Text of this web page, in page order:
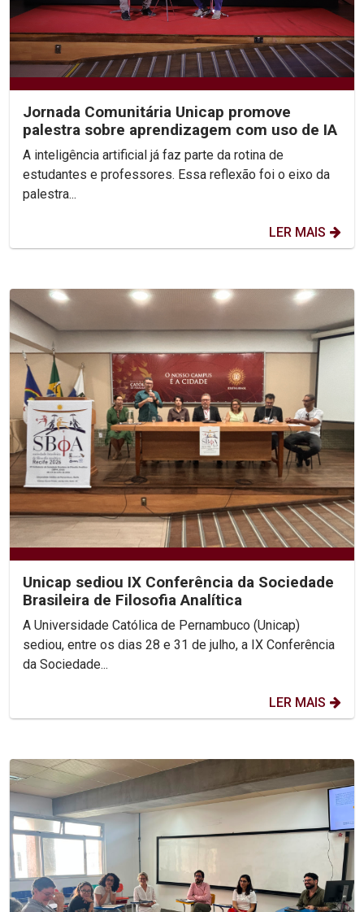
Jornada Comunitária Unicap promove
palestra sobre aprendizagem com uso de IA
A inteligência artificial já faz parte da rotina de
estudantes e professores. Essa reflexão foi o eixo da
palestra...
LER MAIS
Unicap sediou IX Conferência da Sociedade
Brasileira de Filosofia Analítica
A Universidade Católica de Pernambuco (Unicap)
sediou, entre os dias 28 e 31 de julho, a IX Conferência
da Sociedade...
LER MAIS